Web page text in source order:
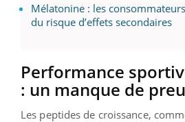
Mélatonine : les
du risque d’effets secondaires
Performance
: un manque de
Les peptides de croissance,